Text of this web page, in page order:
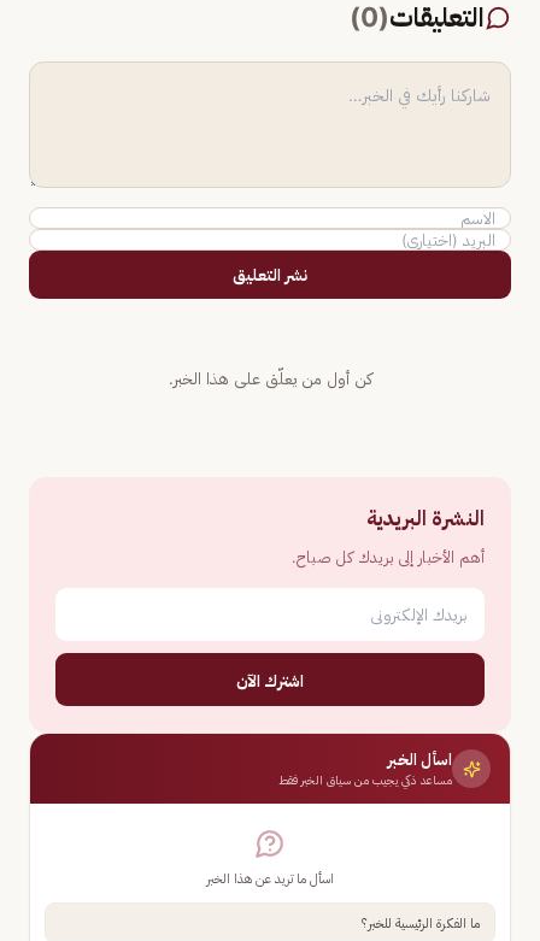
التعليقات(
0
)
نشر التعليق
كن أول من يعلّق على هذا الخبر.
النشرة البريدية
أهم الأخبار إلى بريدك كل صباح.
اشترك الآن
اسأل الخبر
مساعد ذكي يجيب من سياق الخبر فقط
اسأل ما تريد عن هذا الخبر
ما الفكرة الرئيسية للخبر؟